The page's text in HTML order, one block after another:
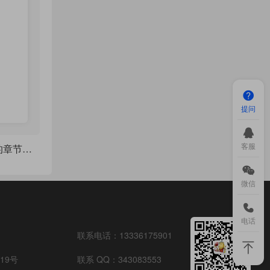
TiKZ 制作一个别致的章节样式
号
联系电话： 13336175901
联系 QQ： 343083553
提问
客服
微信
电话